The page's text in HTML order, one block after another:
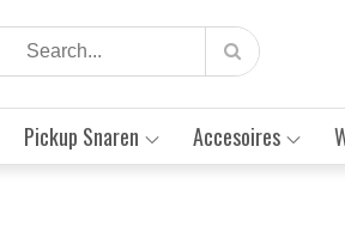
Pickup Snaren Accesoires